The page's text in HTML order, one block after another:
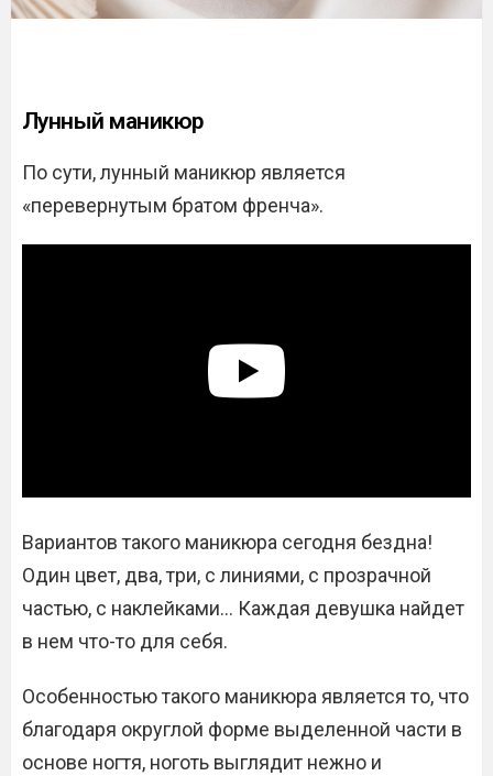
Лунный маникюр
По сути, лунный маникюр является
«перевернутым братом френча».
Вариантов такого маникюра сегодня бездна!
Один цвет, два, три, с линиями, с прозрачной
частью, с наклейками… Каждая девушка найдет
в нем что-то для себя.
Особенностью такого маникюра является то, что
благодаря округлой форме выделенной части в
основе ногтя, ноготь выглядит нежно и